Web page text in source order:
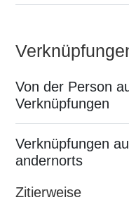
Von der Person
Verknüpfungen
Verknüpfungen
andernorts
Zitierweise